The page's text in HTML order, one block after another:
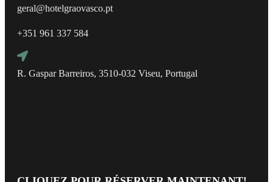
geral@hotelgraovasco.pt
+351 961 337 584
R. Gaspar Barreiros, 3510-032 Viseu, Portugal